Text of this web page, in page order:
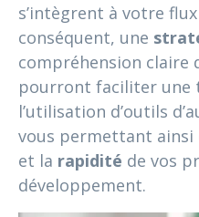
s’intègrent à votre
conséquent, une
compréhension claire
pourront faciliter une
l’utilisation d’outils
vous permettant ainsi
et la rapidité de vos
développement.